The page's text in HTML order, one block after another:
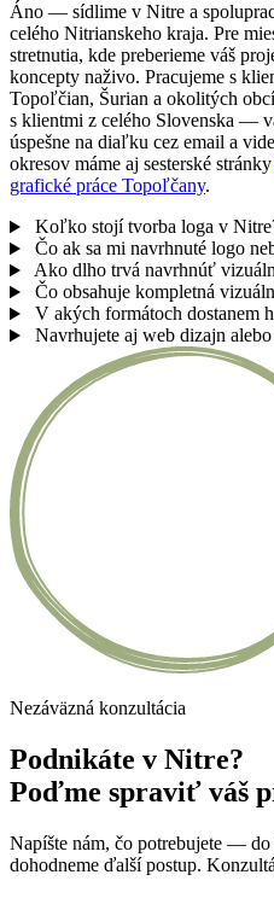
Áno — sídlime v Nitre a
celého Nitrianskeho kraja. Pre
stretnutia, kde preberieme váš
koncepty naživo. Pracujeme s
Topoľčian, Šurian a okolitých
s klientmi z celého Slovenska —
úspešne na diaľku cez email a
okresov máme aj sesterské stránky
grafické práce Topoľčany.
Koľko stojí tvorba loga v
Čo ak sa mi navrhnuté logo
Ako dlho trvá navrhnúť
Čo obsahuje kompletná
V akých formátoch dostanem
Navrhujete aj web dizajn
Nezáväzná konzultácia
Podnikáte v Nitre?
Poďme spraviť váš
Napíšte nám, čo potrebujete — do
dohodneme ďalší postup.